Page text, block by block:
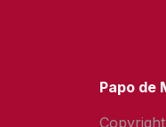
Papo de